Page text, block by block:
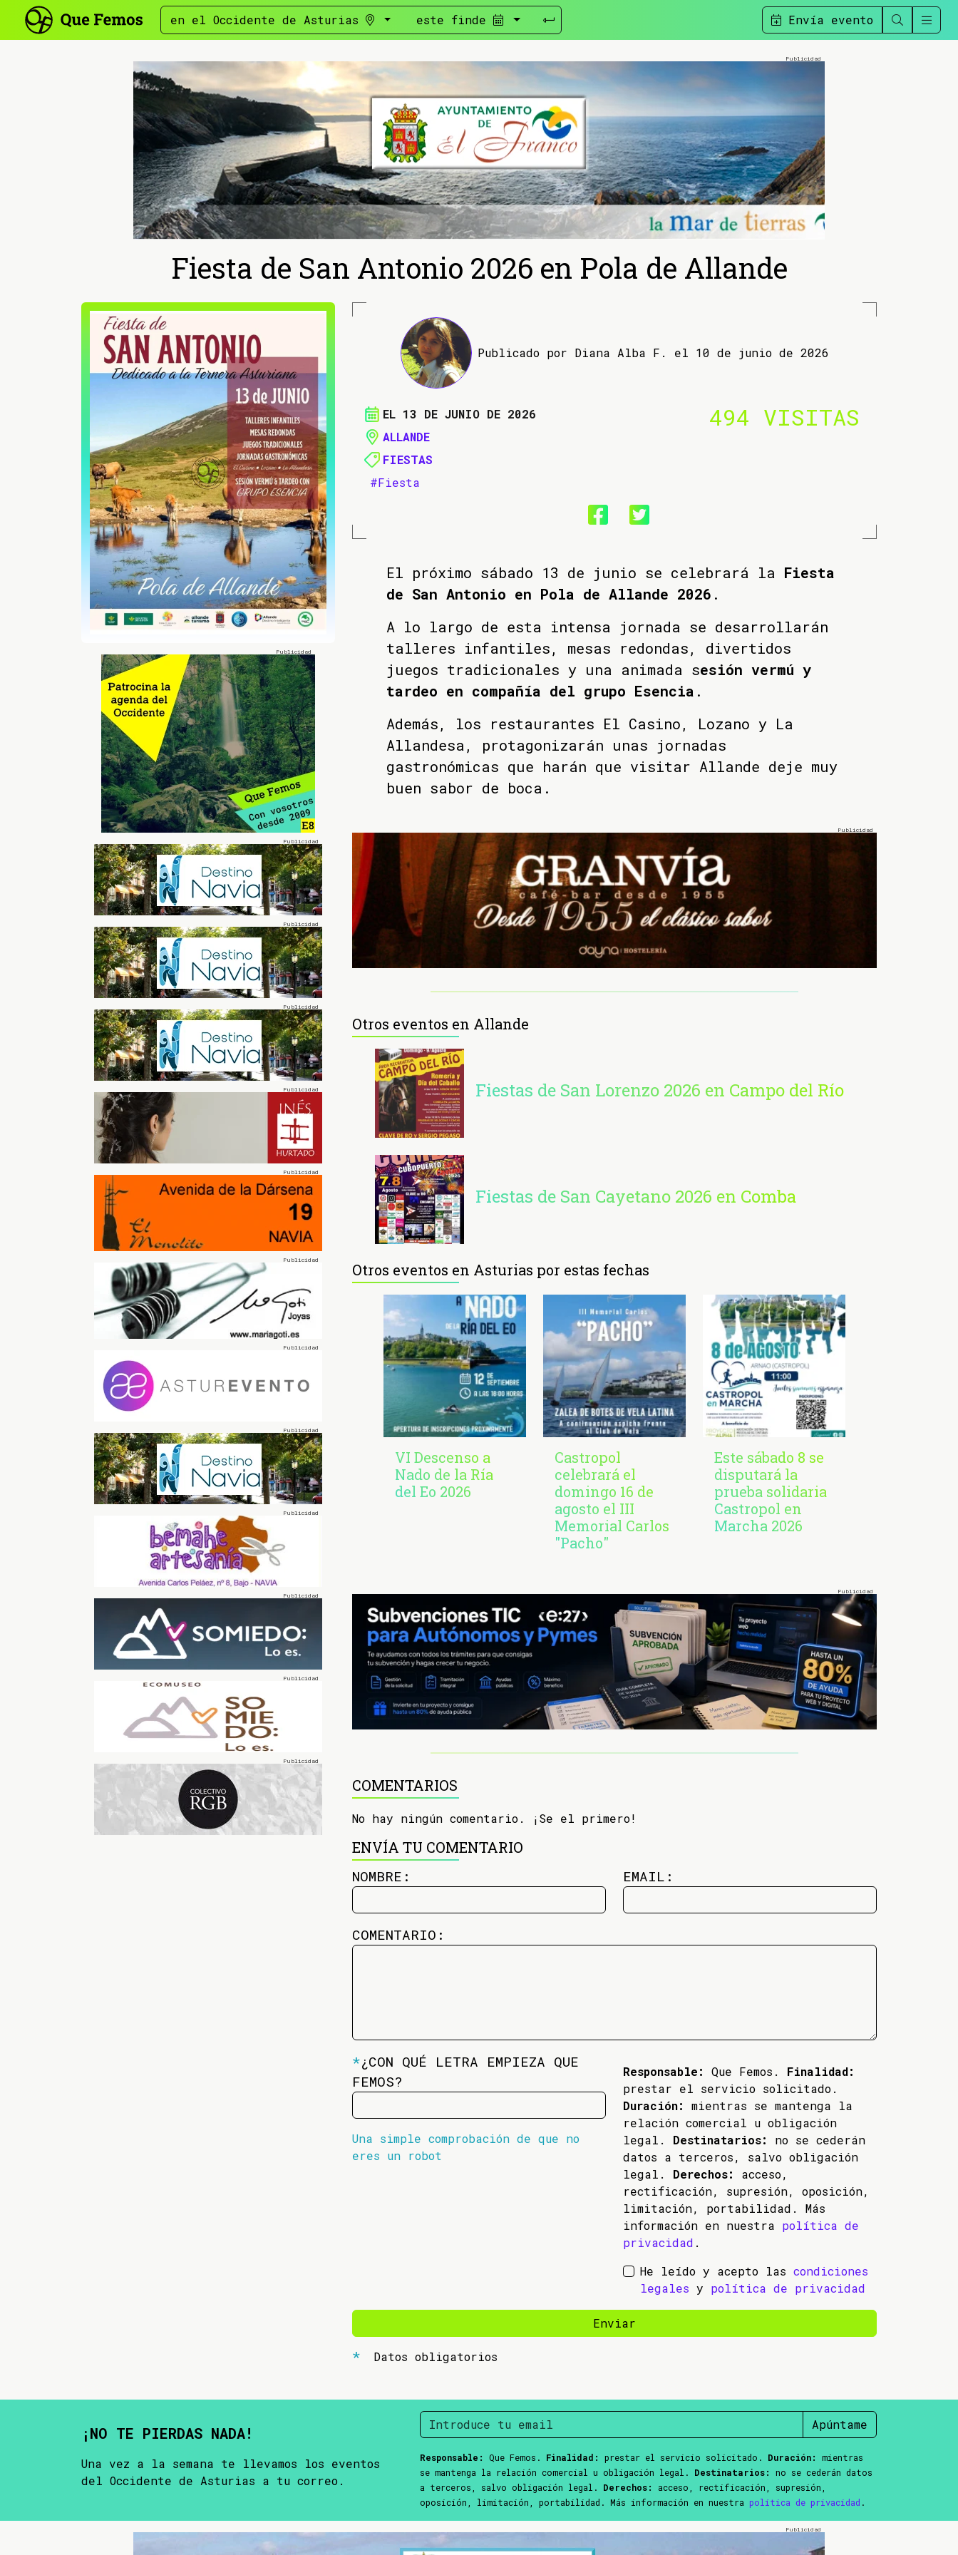
en el Occidente de Asturias este finde Envía evento
Fiesta de San Antonio 2026 en Pola de Allande
Publicado por Diana Alba F. el 10 de junio de 2026
EL 13 DE JUNIO DE 2026
ALLANDE
FIESTAS
#Fiesta
494 VISITAS
El próximo sábado 13 de junio se celebrará la Fiesta
de San Antonio en Pola de Allande 2026 .
A lo largo de esta intensa jornada se desarrollarán
talleres infantiles, mesas redondas, divertidos
juegos tradicionales y una animada sesión vermú y
tardeo en compañía del grupo Esencia .
Además, los restaurantes El Casino, Lozano y La
Allandesa, protagonizarán unas jornadas
gastronómicas que harán que visitar Allande deje muy
buen sabor de boca.
Otros eventos en Allande
Fiestas de San Lorenzo 2026 en Campo del Río
Fiestas de San Cayetano 2026 en Comba
Otros eventos en Asturias por estas fechas
VI Descenso a
Nado de la Ría
del Eo 2026
Castropol
celebrará el
domingo 16 de
agosto el III
Memorial Carlos
"Pacho"
Este sábado 8 se
disputará la
prueba solidaria
Castropol en
Marcha 2026
COMENTARIOS
No hay ningún comentario. ¡Se el primero!
ENVÍA TU COMENTARIO
NOMBRE: EMAIL:
COMENTARIO:
*¿CON QUÉ LETRA EMPIEZA QUE
FEMOS?
Una simple comprobación de que no
eres un robot
Responsable: Que Femos. Finalidad:
prestar el servicio solicitado.
Duración:
mientras se mantenga la
relación comercial u obligación
legal. Destinatarios:
no se cederán
datos a terceros, salvo obligación
legal. Derechos:
acceso,
rectificación, supresión, oposición,
limitación, portabilidad. Más
información en nuestra política de
privacidad .
He leído y acepto las condiciones
legales y política de privacidad
Enviar
Datos obligatorios
¡NO TE PIERDAS NADA!
Una vez a la semana te llevamos los eventos
del Occidente de Asturias a tu correo.
Apúntame
Responsable: Que Femos. Finalidad: prestar el servicio solicitado. Duración:
mientras
se mantenga la relación comercial u obligación legal. Destinatarios:
no se cederán datos
a terceros, salvo obligación legal. Derechos:
acceso, rectificación, supresión,
oposición, limitación, portabilidad. Más información en nuestra política de privacidad .